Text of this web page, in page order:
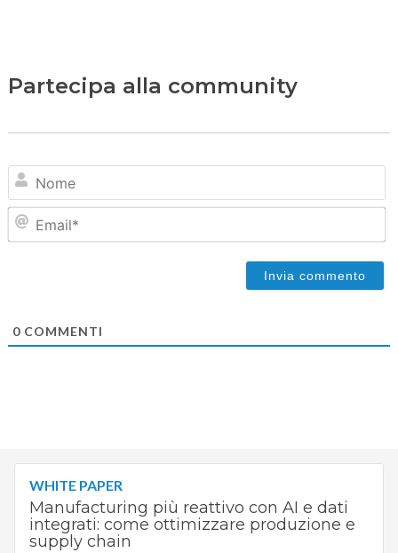
Partecipa alla community
0COMMENTI
WHITE PAPER
Manufacturing più reattivo con AI e dati
integrati: come ottimizzare produzione e
supply chain